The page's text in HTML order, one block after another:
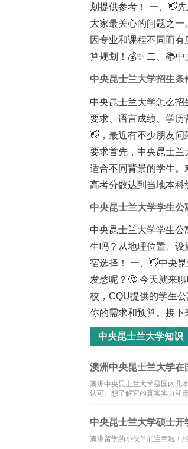
划提供参考！ 一、👋
大家最关心的问题之
因专业和课程不同而
算规划！💰✨ 二、📚
中央昆士兰大学招生条
中央昆士兰大学怎么
要求、语言成绩、学
👋，最近有不少朋友
要求首先，中央昆士兰
适合不同背景的学生
高考分数达到当地本
中央昆士兰大学学生公
中央昆士兰大学学生
生吗？从地理位置、
宿选择！ 一、👋中央
发愁呢？🤔 今天就来
校，CQU提供的学生
你的需求和预算。接
中央昆士兰大学知识
澳洲中央昆士兰大学在
澳洲中央昆士兰大学是国内几
认可。想了解它的真实实力和
中央昆士兰大学硕士开
澳洲留学的小伙伴们注意啦！